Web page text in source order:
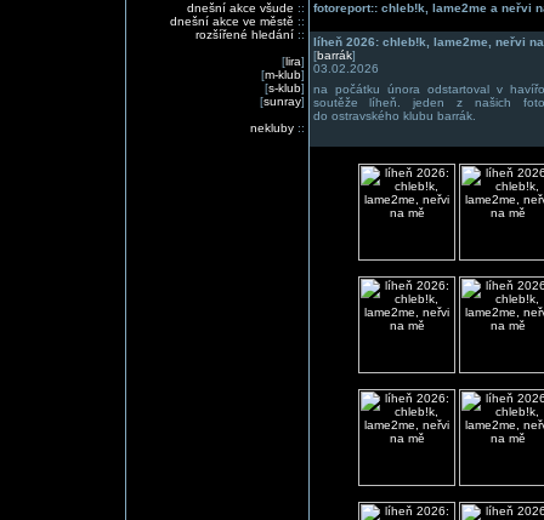
dnešní akce všude ::
dnešní akce ve městě ::
rozšířené hledání::
[lira]
[m-klub]
[s-klub]
[sunray]
nekluby::
fotoreport:: chleb!k, lame2me a neřvi
líheň 2026: chleb!k, lame2me, neřvi
[barrák]
03.02.2026
na počátku února odstartoval v
soutěže líheň. jeden z našich
do ostravského klubu barrák.